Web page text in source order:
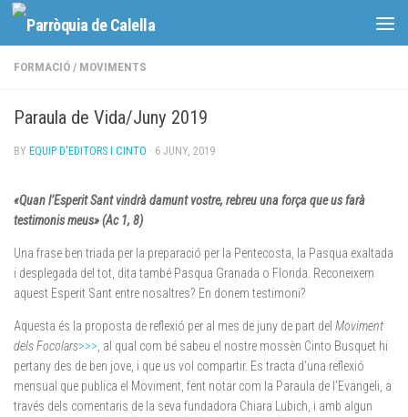
Skip to content
FORMACIÓ / MOVIMENTS
Paraula de Vida/Juny 2019
BY EQUIP D'EDITORS I CINTO · 6 JUNY, 2019
«Quan l’Esperit Sant vindrà damunt vostre, rebreu una força que us farà
testimonis meus» (Ac 1, 8)
Una frase ben triada per la preparació per la Pentecosta, la Pasqua exaltada
i desplegada del tot, dita també Pasqua Granada o Florida. Reconeixem
aquest Esperit Sant entre nosaltres? En donem testimoni?
Aquesta és la proposta de reflexió per al mes de juny de part del Moviment
dels Focolars>>>, al qual com bé sabeu el nostre mossèn Cinto Busquet hi
pertany des de ben jove, i que us vol compartir. Es tracta d’una reflexió
mensual que publica el Moviment, fent notar com la Paraula de l’Evangeli, a
través dels comentaris de la seva fundadora Chiara Lubich, i amb algun